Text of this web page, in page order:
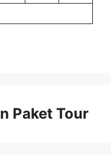
Paket Tour